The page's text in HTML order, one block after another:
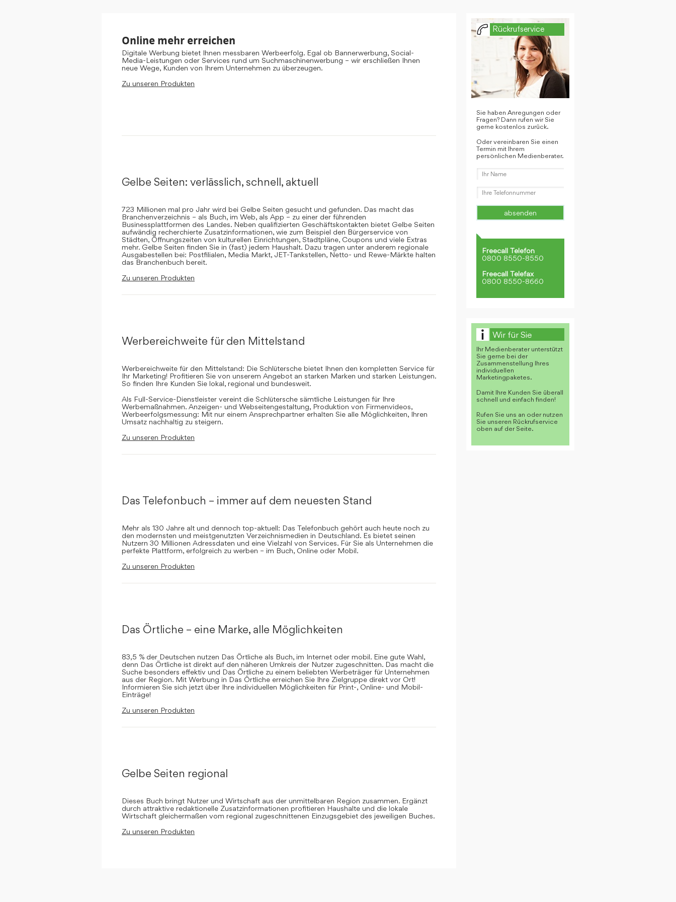
Online mehr erreichen
Digitale Werbung bietet Ihnen messbaren Werbeerfolg. Egal ob Bannerwerbung, Social-
Media-Leistungen oder Services rund um Suchmaschinenwerbung – wir erschließen Ihnen
neue Wege, Kunden von Ihrem Unternehmen zu überzeugen.
Zu unseren Produkten
Gelbe Seiten: verlässlich, schnell, aktuell
723 Millionen mal pro Jahr wird bei Gelbe Seiten gesucht und gefunden. Das macht das
Branchenverzeichnis – als Buch, im Web, als App – zu einer der führenden
Businessplattformen des Landes. Neben qualifizierten Geschäftskontakten bietet Gelbe Seiten
aufwändig recherchierte Zusatzinformationen, wie zum Beispiel den Bürgerservice von
Städten, Öffnungszeiten von kulturellen Einrichtungen, Stadtpläne, Coupons und viele Extras
mehr. Gelbe Seiten finden Sie in (fast) jedem Haushalt. Dazu tragen unter anderem regionale
Ausgabestellen bei: Postfilialen, Media Markt, JET-Tankstellen, Netto- und Rewe-Märkte halten
das Branchenbuch bereit.
Zu unseren Produkten
Werbereichweite für den Mittelstand
Werbereichweite für den Mittelstand: Die Schlütersche bietet Ihnen den kompletten Service für
Ihr Marketing! Profitieren Sie von unserem Angebot an starken Marken und starken Leistungen.
So finden Ihre Kunden Sie lokal, regional und bundesweit.
Als Full-Service-Dienstleister vereint die Schlütersche sämtliche Leistungen für Ihre
Werbemaßnahmen. Anzeigen- und Webseitengestaltung, Produktion von Firmenvideos,
Werbeerfolgsmessung: Mit nur einem Ansprechpartner erhalten Sie alle Möglichkeiten, Ihren
Umsatz nachhaltig zu steigern.
Zu unseren Produkten
Das Telefonbuch – immer auf dem neuesten Stand
Mehr als 130 Jahre alt und dennoch top-aktuell: Das Telefonbuch gehört auch heute noch zu
den modernsten und meistgenutzten Verzeichnismedien in Deutschland. Es bietet seinen
Nutzern 30 Millionen Adressdaten und eine Vielzahl von Services. Für Sie als Unternehmen die
perfekte Plattform, erfolgreich zu werben – im Buch, Online oder Mobil.
Zu unseren Produkten
Das Örtliche – eine Marke, alle Möglichkeiten
83,5 % der Deutschen nutzen Das Örtliche als Buch, im Internet oder mobil. Eine gute Wahl,
denn Das Örtliche ist direkt auf den näheren Umkreis der Nutzer zugeschnitten. Das macht die
Suche besonders effektiv und Das Örtliche zu einem beliebten Werbeträger für Unternehmen
aus der Region. Mit Werbung in Das Örtliche erreichen Sie Ihre Zielgruppe direkt vor Ort!
Informieren Sie sich jetzt über Ihre individuellen Möglichkeiten für Print-, Online- und Mobil-
Einträge!
Zu unseren Produkten
Gelbe Seiten regional
Dieses Buch bringt Nutzer und Wirtschaft aus der unmittelbaren Region zusammen. Ergänzt
durch attraktive redaktionelle Zusatzinformationen profitieren Haushalte und die lokale
Wirtschaft gleichermaßen vom regional zugeschnittenen Einzugsgebiet des jeweiligen Buches.
Zu unseren Produkten
Rückrufservice
Sie haben Anregungen oder
Fragen? Dann rufen wir Sie
gerne kostenlos zurück.
Oder vereinbaren Sie einen
Termin mit Ihrem
persönlichen Medienberater.
Freecall Telefon
0800 8550-8550
Freecall Telefax
0800 8550-8660
Wir für Sie
Ihr Medienberater unterstützt
Sie gerne bei der
Zusammenstellung Ihres
individuellen
Marketingpaketes.
Damit Ihre Kunden Sie überall
schnell und einfach finden!
Rufen Sie uns an oder nutzen
Sie unseren Rückrufservice
oben auf der Seite.